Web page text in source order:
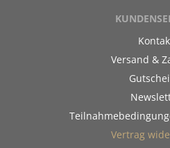
Versand &
Vertrag